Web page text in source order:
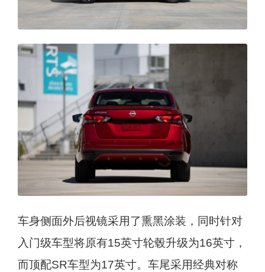
车身侧面外后视镜采用了熏黑涂装，同时针对
入门级车型将原有15英寸轮毂升级为16英寸，
而顶配SR车型为17英寸。车尾采用经典对称